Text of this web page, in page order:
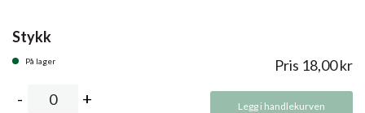
Stykk
På lager Pris 18,00kr
Legg i handlekurven